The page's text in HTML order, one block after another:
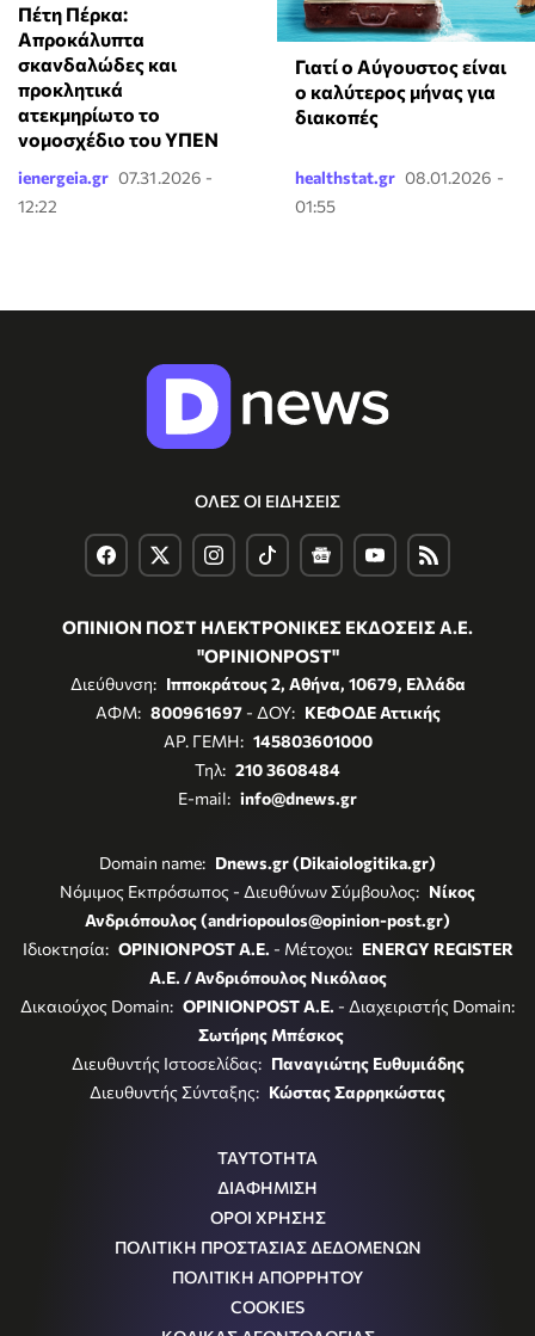
Πέτη Πέρκα:
Απροκάλυπτα
σκανδαλώδες και
προκλητικά
ατεκμηρίωτο το
νομοσχέδιο του ΥΠΕΝ
ienergeia.gr 07.31.2026 -
12:22
Γιατί ο Αύγουστος είναι
ο καλύτερος μήνας για
διακοπές
healthstat.gr 08.01.2026 -
01:55
ΟΛΕΣ ΟΙ ΕΙΔΗΣΕΙΣ
ΟΠΙΝΙΟΝ ΠΟΣΤ ΗΛΕΚΤΡΟΝΙΚΕΣ ΕΚΔΟΣΕΙΣ Α.Ε.
"OPINIONPOST"
Διεύθυνση: Ιπποκράτους 2, Αθήνα, 10679, Ελλάδα
ΑΦΜ: 800961697- ΔΟΥ: ΚΕΦΟΔΕ Αττικής
ΑΡ. ΓΕΜΗ: 145803601000
Τηλ: 210 3608484
E-mail: info@dnews.gr
Domain name: Dnews.gr (Dikaiologitika.gr)
Νόμιμος Εκπρόσωπος - Διευθύνων Σύμβουλος: Νίκος
Ανδριόπουλος (andriopoulos@opinion-post.gr)
Ιδιοκτησία: OPINIONPOST A.E. - Μέτοχοι: ENERGY REGISTER
Α.Ε. / Ανδριόπουλος Νικόλαος
Δικαιούχος Domain: OPINIONPOST A.E. - Διαχειριστής Domain:
Σωτήρης Μπέσκος
Διευθυντής Ιστοσελίδας: Παναγιώτης Ευθυμιάδης
Διευθυντής Σύνταξης: Κώστας Σαρρηκώστας
ΤΑΥΤΟΤΗΤΑ
ΔΙΑΦΗΜΙΣΗ
ΟΡΟΙ ΧΡΗΣΗΣ
ΠΟΛΙΤΙΚΗ ΠΡΟΣΤΑΣΙΑΣ ΔΕΔΟΜΕΝΩΝ
ΠΟΛΙΤΙΚΗ ΑΠΟΡΡΗΤΟΥ
COOKIES